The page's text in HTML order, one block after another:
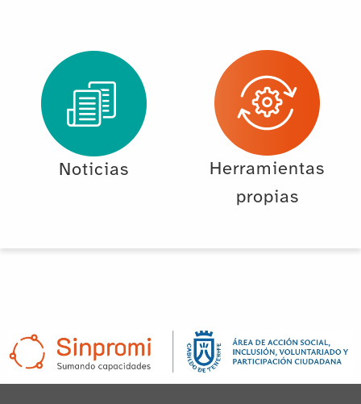
Noticias
Herramientas
propias